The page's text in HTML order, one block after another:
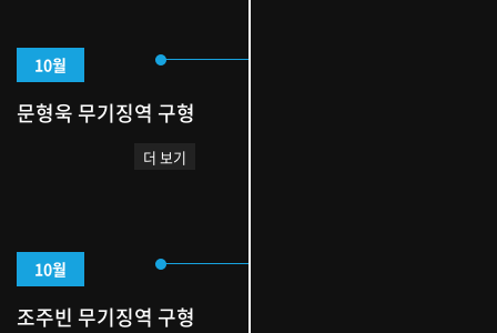
10월
문형욱 무기징역 구형
더 보기
10월
조주빈 무기징역 구형